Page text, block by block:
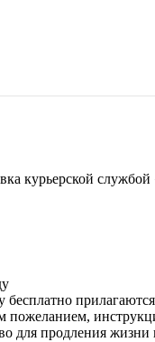
курьерской
пожеланием,
для продления жизни